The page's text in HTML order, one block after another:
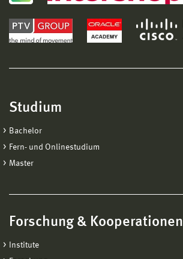
Studium
Bachelor
Fern- und Onlinestudium
Master
Forschung & Kooperationen
Institute